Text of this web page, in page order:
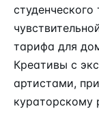
тарифа для
Креативы с
артистами,
кураторскому